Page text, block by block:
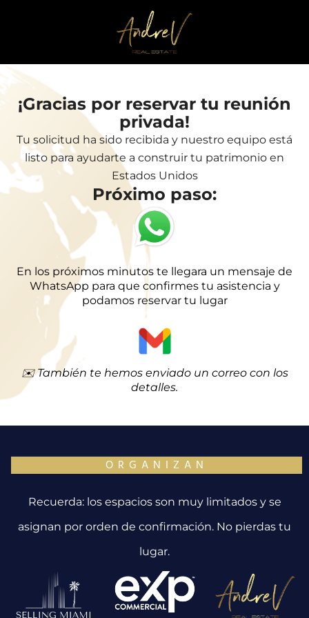
¡Gracias por reservar tu reunión
privada!
Tu solicitud ha sido recibida y nuestro equipo está
listo para ayudarte a construir tu patrimonio en
Estados Unidos
Próximo paso:
En los próximos minutos te llegara un mensaje de
WhatsApp para que confirmes tu asistencia y
podamos reservar tu lugar
✉️ También te hemos enviado un correo con los
detalles.
ORGANIZAN
Recuerda: los espacios son muy limitados y se
asignan por orden de confirmación. No pierdas tu
lugar.